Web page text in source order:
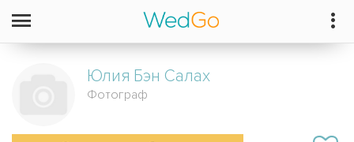
Юлия Бэн Салах
Фотограф